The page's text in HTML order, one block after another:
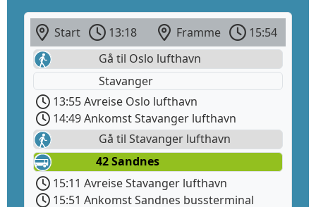
Start 13:18 Framme
15:54
Gå til Oslo lufthavn
Stavanger
13:55 Avreise Oslo lufthavn
14:49 Ankomst Stavanger lufthavn
Gå til Stavanger lufthavn
42 Sandnes
15:11 Avreise Stavanger lufthavn
15:51 Ankomst Sandnes bussterminal